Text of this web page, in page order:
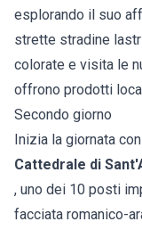
esplorando il suo
strette stradine
colorate e visita le
offrono prodotti
Secondo giorno
Inizia la giornata
Cattedrale di
, uno dei 10 posti
facciata romanico-